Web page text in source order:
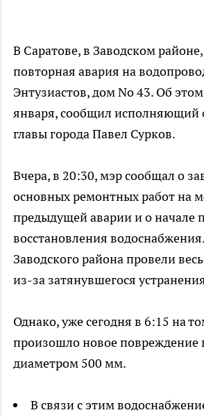
В Саратове, в Заводском
повторная авария на
Энтузиастов, дом No 43. Об
января, сообщил исполняющий
главы города Павел Сурков.
Вчера, в 20:30, мэр сообщал о
основных ремонтных работ на
предыдущей аварии и о начале
восстановления
Заводского района провели
из-за затянувшегося
Однако, уже сегодня в 6:15 на
произошло новое повреждение
диаметром 500 мм.
В связи с этим